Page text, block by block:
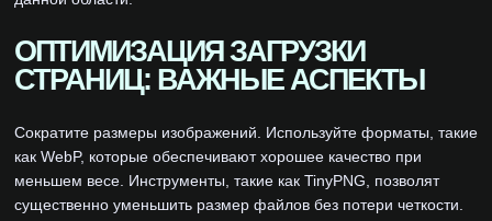
ОПТИМИЗАЦИЯ ЗАГРУЗКИ
СТРАНИЦ: ВАЖНЫЕ АСПЕКТЫ
Сократите размеры изображений. Используйте форматы, такие
как WebP, которые обеспечивают хорошее качество при
меньшем весе. Инструменты, такие как TinyPNG, позволят
существенно уменьшить размер файлов без потери четкости.